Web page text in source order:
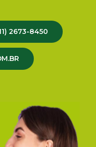
2673-8450